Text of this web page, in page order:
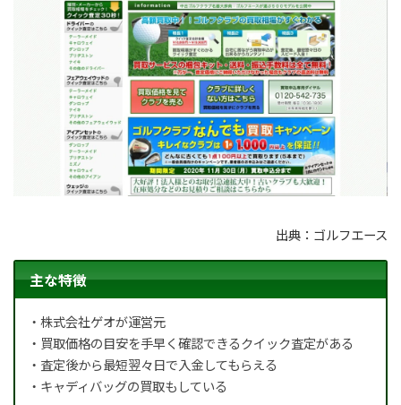
出典：ゴルフエース
主な特徴
・株式会社ゲオが運営元
・買取価格の目安を手早く確認できるクイック査定がある
・査定後から最短翌々日で入金してもらえる
・キャディバッグの買取もしている